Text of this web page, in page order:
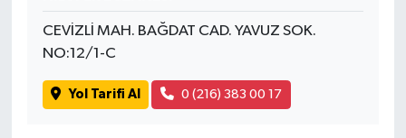
CEVİZLİ MAH. BAĞDAT CAD. YAVUZ SOK.
NO:12/1-C
Yol Tarifi Al 0 (216) 383 00 17